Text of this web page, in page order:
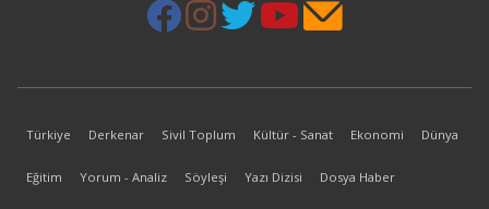
Türkiye Derkenar Sivil Toplum Kültür - Sanat Ekonomi Dünya
Eğitim Yorum - Analiz Söyleşi Yazı Dizisi Dosya Haber